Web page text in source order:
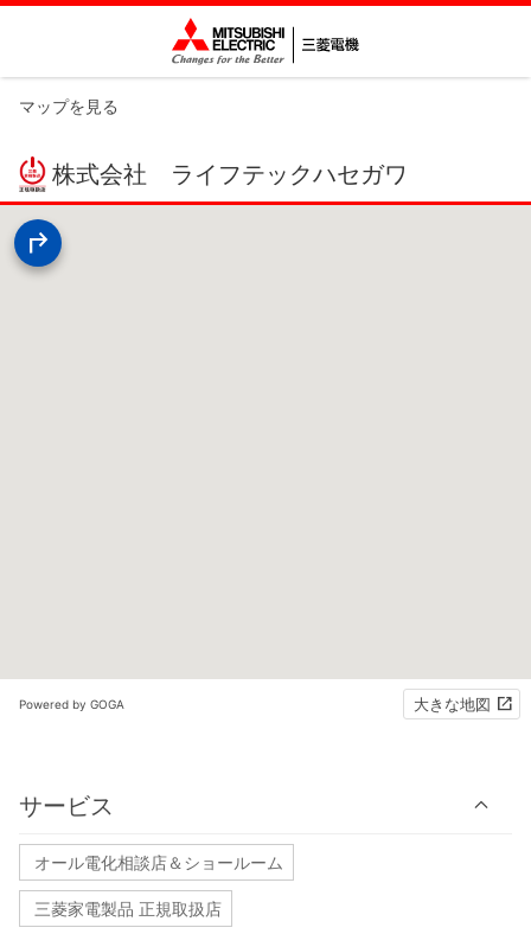
マップを見る
株式会社 ライフテックハセガワ
Powered by GOGA 大きな地図
サービス
オール電化相談店＆ショールーム
三菱家電製品 正規取扱店